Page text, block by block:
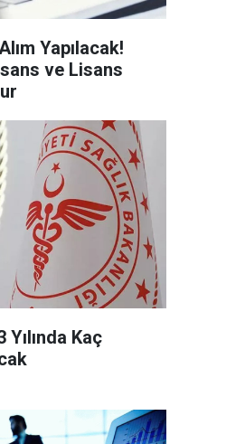
Yapılacak!
ve Lisans
Yılında Kaç